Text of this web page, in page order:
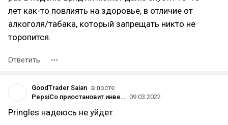
лет как-то повлиять на здоровье, в отличие от
алкоголя/табака, который запрещать никто не
торопится.
Ответить
GoodTrader Saian в посте
PepsiCo приостановит инвестиции и продажу напитков в России, но продолжит производить товары первой необходимости 09.03.2022
Pringles надеюсь не уйдет.